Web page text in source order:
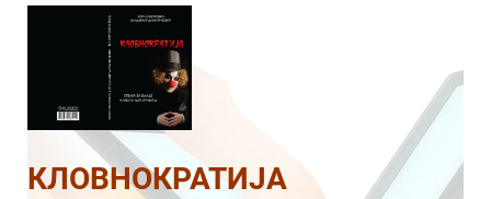
КЛОВНОКРАТИЈА